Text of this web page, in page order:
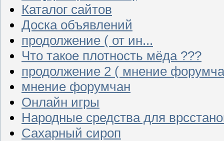
Каталог сайтов
Доска объявлений
продолжение ( от ин...
Что такое плотность мёда ???
продолжение 2 ( мнение
мнение форумчан
Онлайн игры
Народные средства для
Сахарный сироп